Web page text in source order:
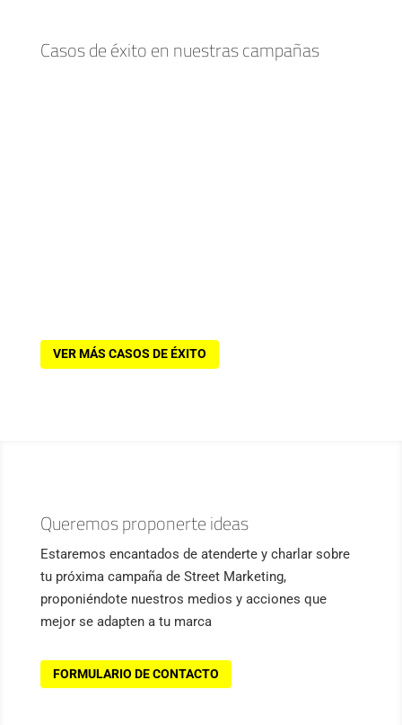
Casos de éxito en nuestras campañas
VER MÁS CASOS DE ÉXITO
Queremos proponerte ideas
Estaremos encantados de atenderte y charlar sobre
tu próxima campaña de Street Marketing,
proponiéndote nuestros medios y acciones que
mejor se adapten a tu marca
FORMULARIO DE CONTACTO